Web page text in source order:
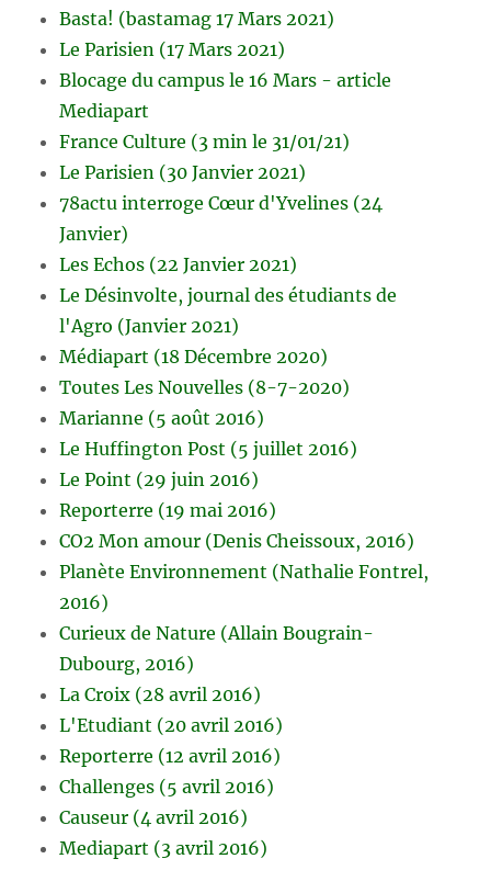
Basta! (bastamag 17 Mars 2021)
Le Parisien (17 Mars 2021)
Blocage du campus le 16 Mars - article
Mediapart
France Culture (3 min le 31/01/21)
Le Parisien (30 Janvier 2021)
78actu interroge Cœur d'Yvelines (24
Janvier)
Les Echos (22 Janvier 2021)
Le Désinvolte, journal des étudiants de
l'Agro (Janvier 2021)
Médiapart (18 Décembre 2020)
Toutes Les Nouvelles (8-7-2020)
Marianne (5 août 2016)
Le Huffington Post (5 juillet 2016)
Le Point (29 juin 2016)
Reporterre (19 mai 2016)
CO2 Mon amour (Denis Cheissoux, 2016)
Planète Environnement (Nathalie Fontrel,
2016)
Curieux de Nature (Allain Bougrain-
Dubourg, 2016)
La Croix (28 avril 2016)
L'Etudiant (20 avril 2016)
Reporterre (12 avril 2016)
Challenges (5 avril 2016)
Causeur (4 avril 2016)
Mediapart (3 avril 2016)